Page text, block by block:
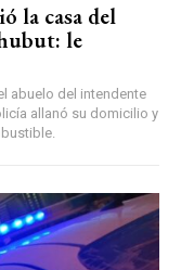
la casa del
le
abuelo del intendente
allanó su domicilio y